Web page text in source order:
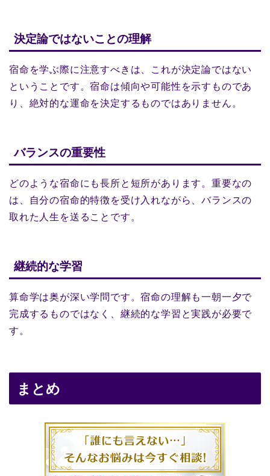
決定論ではないことの理解
宿命を学ぶ際に注意すべきは、これが決定論ではない
ということです。宿命は傾向や可能性を示すものであ
り、絶対的な運命を決定するものではありません。
バランスの重要性
どのような宿命にも長所と短所があります。重要なの
は、自分の宿命的特徴を受け入れながら、バランスの
取れた人生を送ることです。
継続的な学習
算命学は奥が深い学問です。宿命の理解も一朝一夕で
完成するものではなく、継続的な学習と実践が必要で
す。
まとめ